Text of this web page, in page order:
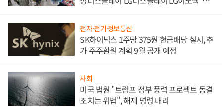
전자·전기·정보통신
SK하이닉스 1주당 375원 현금배당 실시, 추
가 주주환원 계획 9월 공개 예정
사회
미국 법원 "트럼프 정부 풍력 프로젝트 동결
조치는 위법", 해제 명령 내려